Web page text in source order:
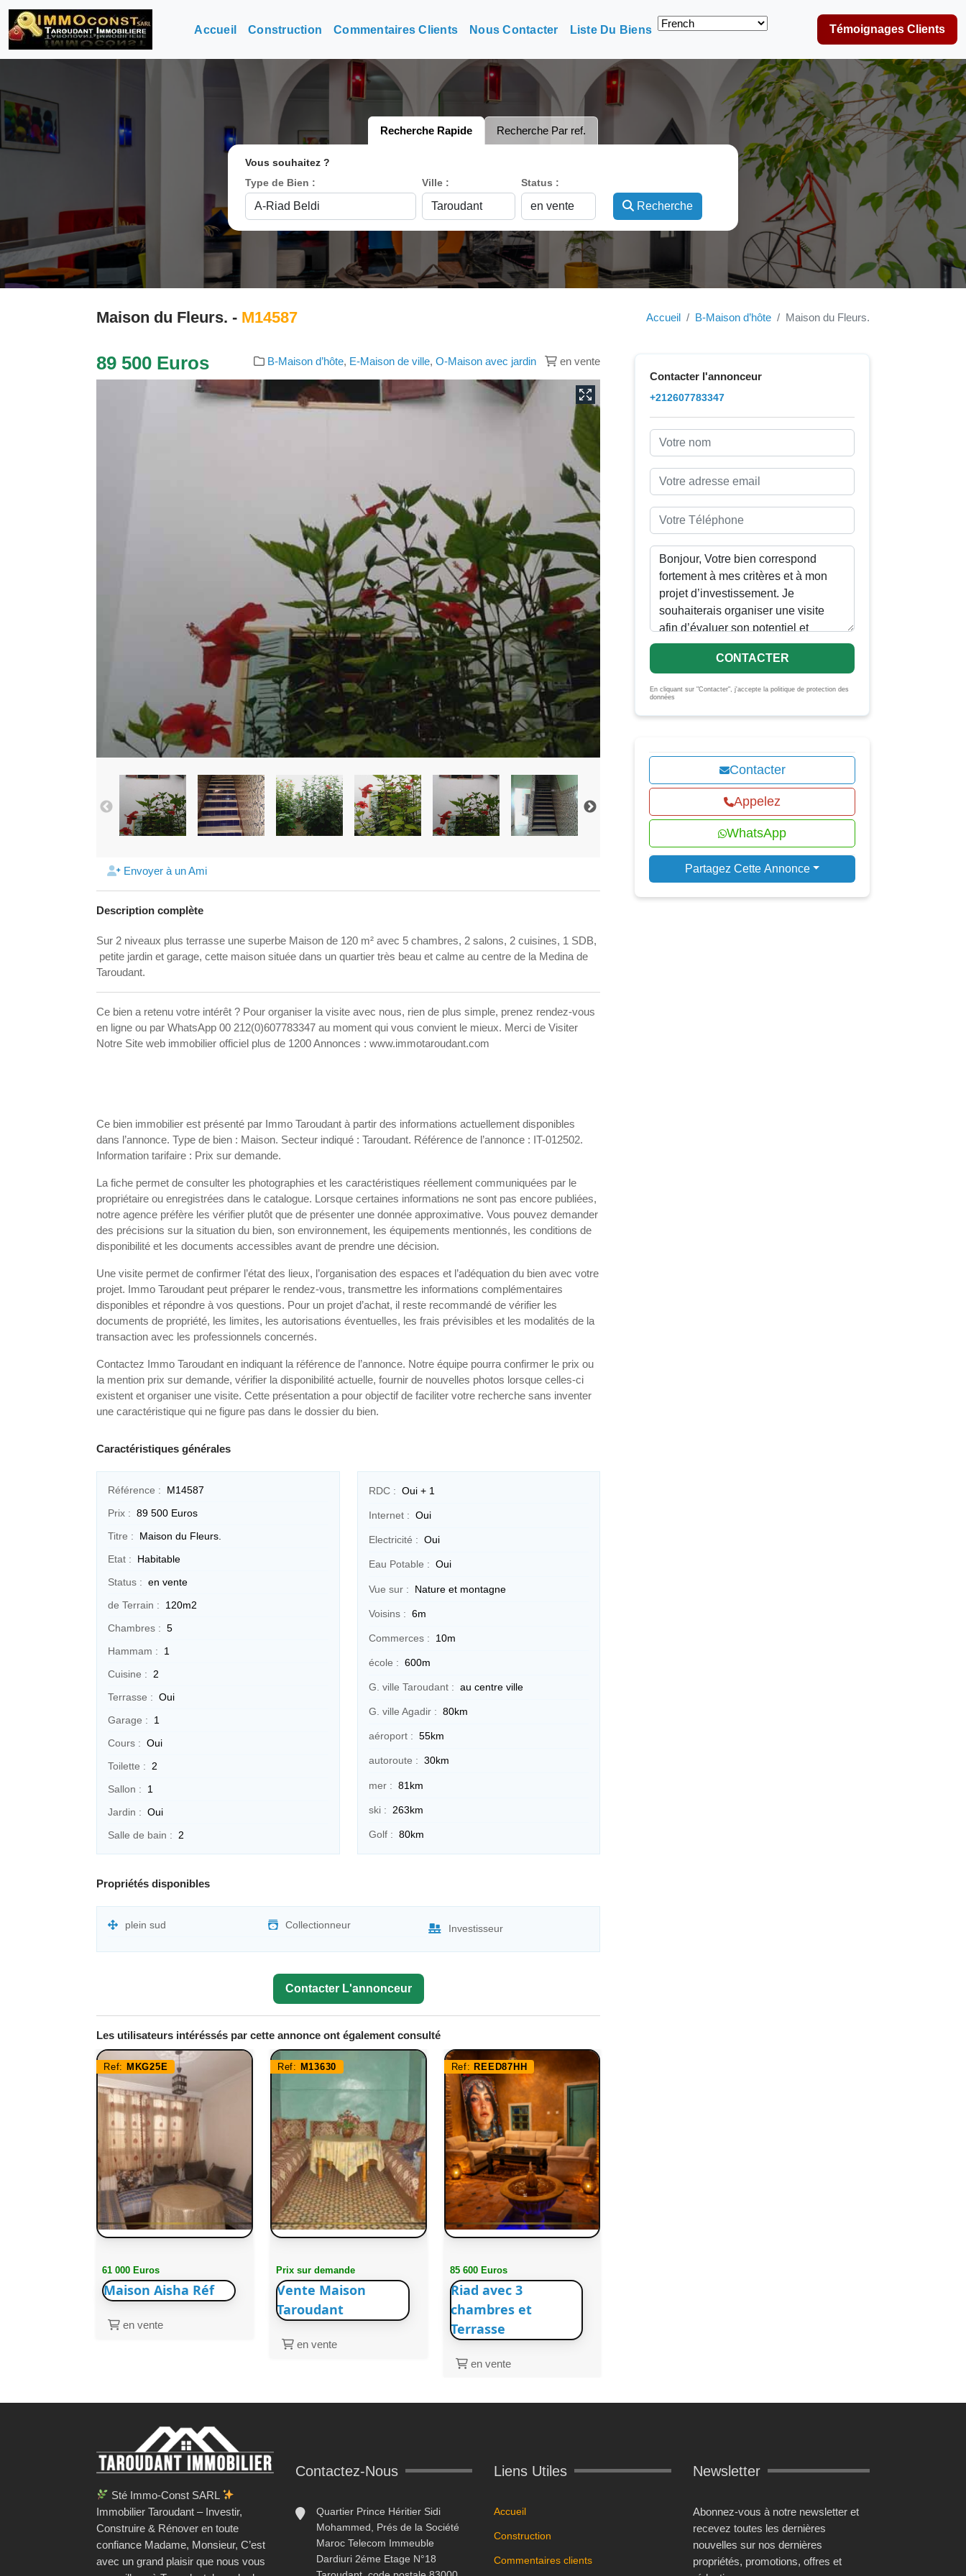
Accueil Construction Commentaires Clients Nous Contacter Liste Du Biens Témoignages Clients
Recherche Rapide Recherche Par ref.
Vous souhaitez ?
Type de Bien :
Ville : Status :
Recherche
Maison du Fleurs. - M14587 Accueil B-Maison d’hôte Maison du Fleurs.
89 500 Euros B-Maison d’hôte, E-Maison de ville,O-Maison avec jardin en vente
Envoyer à un Ami
Description complète
Sur 2 niveaux plus terrasse une superbe Maison de 120 m² avec 5 chambres, 2 salons, 2 cuisines, 1 SDB,
petite jardin et garage, cette maison située dans un quartier très beau et calme au centre de la Medina de
Taroudant.
Ce bien a retenu votre intérêt ? Pour organiser la visite avec nous, rien de plus simple, prenez rendez-vous
en ligne ou par WhatsApp 00 212(0)607783347 au moment qui vous convient le mieux. Merci de Visiter
Notre Site web immobilier officiel plus de 1200 Annonces : www.immotaroudant.com
Ce bien immobilier est présenté par Immo Taroudant à partir des informations actuellement disponibles
dans l’annonce. Type de bien : Maison. Secteur indiqué : Taroudant. Référence de l’annonce : IT-012502.
Information tarifaire : Prix sur demande.
La fiche permet de consulter les photographies et les caractéristiques réellement communiquées par le
propriétaire ou enregistrées dans le catalogue. Lorsque certaines informations ne sont pas encore publiées,
notre agence préfère les vérifier plutôt que de présenter une donnée approximative. Vous pouvez demander
des précisions sur la situation du bien, son environnement, les équipements mentionnés, les conditions de
disponibilité et les documents accessibles avant de prendre une décision.
Une visite permet de confirmer l’état des lieux, l’organisation des espaces et l’adéquation du bien avec votre
projet. Immo Taroudant peut préparer le rendez-vous, transmettre les informations complémentaires
disponibles et répondre à vos questions. Pour un projet d’achat, il reste recommandé de vérifier les
documents de propriété, les limites, les autorisations éventuelles, les frais prévisibles et les modalités de la
transaction avec les professionnels concernés.
Contactez Immo Taroudant en indiquant la référence de l’annonce. Notre équipe pourra confirmer le prix ou
la mention prix sur demande, vérifier la disponibilité actuelle, fournir de nouvelles photos lorsque celles-ci
existent et organiser une visite. Cette présentation a pour objectif de faciliter votre recherche sans inventer
une caractéristique qui ne figure pas dans le dossier du bien.
Caractéristiques générales
Référence :
M14587
Prix : 89 500 Euros
Titre :
Maison du Fleurs.
Etat :
Habitable
Status : en vente
de Terrain :
120m2
Chambres : 5
Hammam :
1
Cuisine :
2
Terrasse : Oui
Garage :
1
Cours : Oui
Toilette :
2
Sallon :
1
Jardin : Oui
Salle de bain :
2
RDC : Oui + 1
Internet : Oui
Electricité : Oui
Eau Potable : Oui
Vue sur : Nature et montagne
Voisins : 6m
Commerces : 10m
école : 600m
G. ville Taroudant : au centre ville
G. ville Agadir : 80km
aéroport : 55km
autoroute : 30km
mer : 81km
ski : 263km
Golf : 80km
Propriétés disponibles
plein sud Collectionneur Investisseur
Contacter L'annonceur
Les utilisateurs intéréssés par cette annonce ont également consulté
Ref: MKG25E
61 000 Euros
Maison Aisha Réf
en vente
Ref: M13630
Prix sur demande
Vente Maison
Taroudant
en vente
Ref: REED87HH
85 600 Euros
Riad avec 3
chambres et
Terrasse
en vente
Contacter l'annonceur
+212607783347
CONTACTER
En cliquant sur "Contacter", j'accepte la politique de protection des
données
Contacter
Appelez
WhatsApp
Partagez Cette Annonce
Sté Immo-Const SARL
Immobilier Taroudant – Investir,
Construire & Rénover en toute
confiance Madame, Monsieur, C’est
avec un grand plaisir que nous vous
Contactez-Nous
Quartier Prince Héritier Sidi
Mohammed, Prés de la Société
Maroc Telecom Immeuble
Dardiuri 2éme Etage N°18
Liens Utiles
Accueil
Construction
Commentaires clients
Newsletter
Abonnez-vous à notre newsletter et
recevez toutes les dernières
nouvelles sur nos dernières
propriétés, promotions, offres et